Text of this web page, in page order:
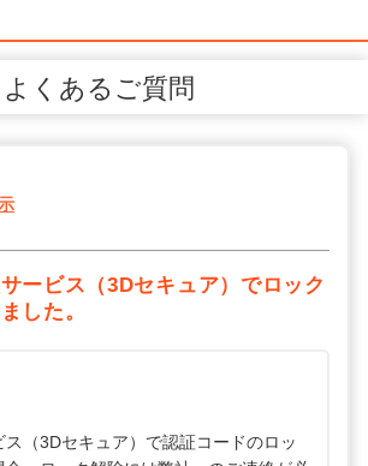
よくあるご質問
ービス（3Dセキュア）でロック
した。
（3Dセキュア）で認証コードのロッ